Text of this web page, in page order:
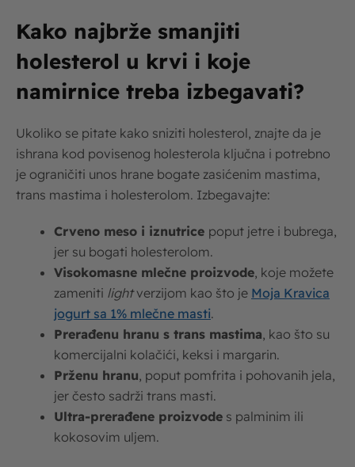
Kako najbrže smanjiti
holesterol u krvi i koje
namirnice treba izbegavati?
Ukoliko se pitate kako sniziti holesterol, znajte da je
ishrana kod povisenog holesterola ključna i potrebno
je ograničiti unos hrane bogate zasićenim mastima,
trans mastima i holesterolom. Izbegavajte:
Crveno meso i iznutrice poput jetre i bubrega,
jer su bogati holesterolom.
Visokomasne mlečne proizvode, koje možete
zameniti lightverzijom kao što je Moja Kravica
jogurt sa 1% mlečne masti.
Prerađenu hranu s trans mastima, kao što su
komercijalni kolačići, keksi i margarin.
Prženu hranu, poput pomfrita i pohovanih jela,
jer često sadrži trans masti.
Ultra-prerađene proizvode s palminim ili
kokosovim uljem.